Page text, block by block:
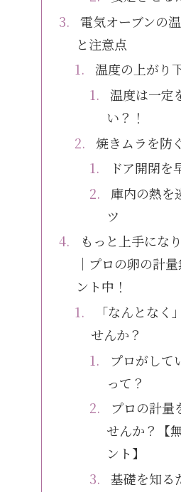
電気オーブンの
と注意点
温度の上がり
温度は一定
い？！
焼きムラを防
ドア開閉を
庫内の熱を
ツ
もっと上手にな
｜プロの卵の計
ント中！
「なんとなく
せんか？
プロがして
って？
プロの計量
せんか？【
ント】
基礎を知る